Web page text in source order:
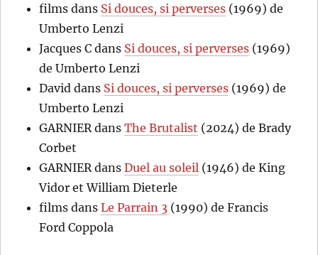
films dans Si douces, si perverses (1969) de
Umberto Lenzi
Jacques C dans Si douces, si perverses (1969)
de Umberto Lenzi
David dans Si douces, si perverses (1969) de
Umberto Lenzi
GARNIER dansThe Brutalist (2024) de Brady
Corbet
GARNIER dansDuel au soleil (1946) de King
Vidor et William Dieterle
films dansLe Parrain 3 (1990) de Francis
Ford Coppola